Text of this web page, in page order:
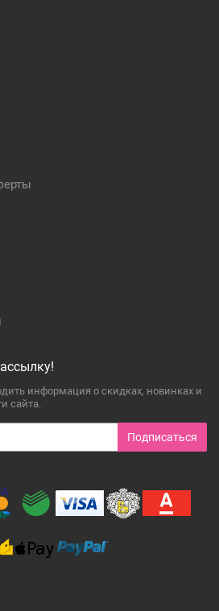
информация о скидках, новинках и
сайта.
Подписаться